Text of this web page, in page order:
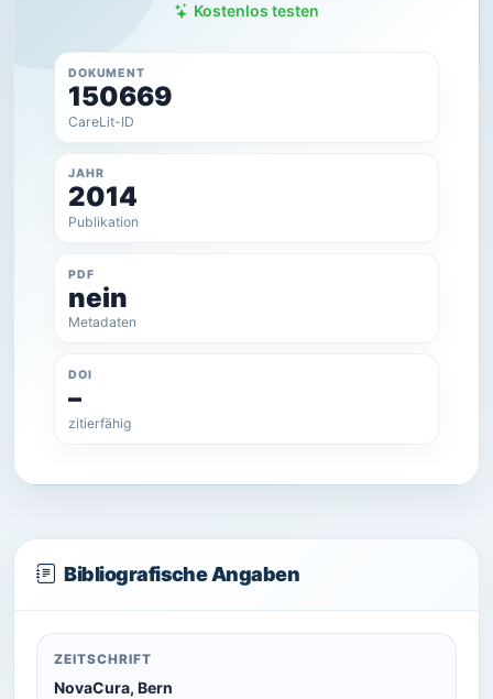
Kostenlos testen
DOKUMENT
150669
CareLit-ID
JAHR
2014
Publikation
PDF
nein
Metadaten
DOI
–
zitierfähig
Bibliografische Angaben
ZEITSCHRIFT
NovaCura, Bern